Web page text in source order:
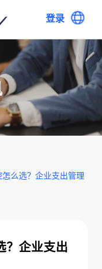
登录
么选？企业支出管理
？企业支出